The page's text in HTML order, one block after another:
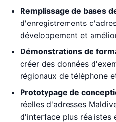
Remplissage de bases
d'enregistrements
développement et
Démonstrations de
créer des données
régionaux de téléphone
Prototypage de
réelles d'adresses
d'interface plus réalistes